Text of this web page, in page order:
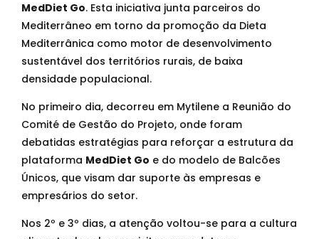
MedDiet Go. Esta iniciativa junta parceiros do
Mediterrâneo em torno da promoção da Dieta
Mediterrânica como motor de desenvolvimento
sustentável dos territórios rurais, de baixa
densidade populacional.
No primeiro dia, decorreu em Mytilene a Reunião do
Comité de Gestão do Projeto, onde foram
debatidas estratégias para reforçar a estrutura da
plataforma MedDiet Go e do modelo de Balcões
Únicos, que visam dar suporte às empresas e
empresários do setor.
Nos 2º e 3º dias, a atenção voltou-se para a cultura